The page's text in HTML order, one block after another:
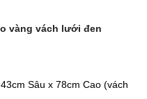
vàng vách lưới đen
Sâu x 78cm Cao (vách